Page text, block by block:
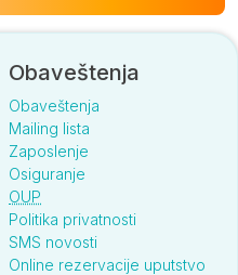
Obaveštenja
Obaveštenja
Mailing lista
Zaposlenje
Osiguranje
OUP
Politika privatnosti
SMS novosti
Online rezervacije uputstvo